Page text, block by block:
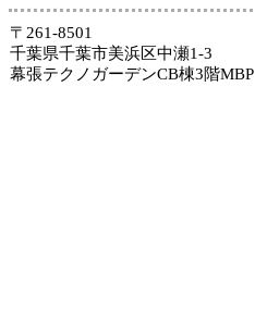
〒261-8501
千葉県千葉市美浜区中瀬1-3
幕張テクノガーデンCB棟3階MBP